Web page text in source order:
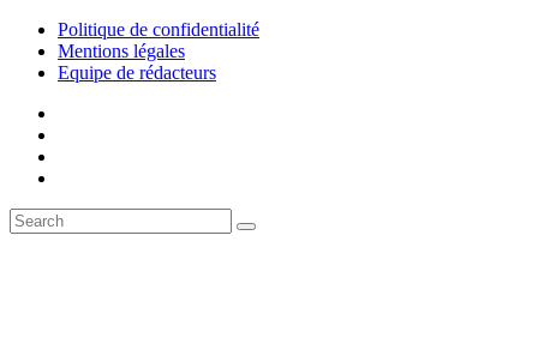
Politique de confidentialité
Mentions légales
Equipe de rédacteurs